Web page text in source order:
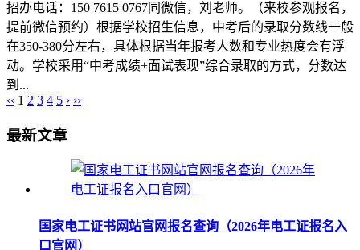
招办电话：150 7615 0767同微信，刘老师。（来校参观报名，
提前微信预约）根据学校招生信息，中考后的录取分数线一般
在350-380分左右，具体根据当年报考人数和专业热度会有浮
动。学校采用“中考成绩+面试表现”综合录取的方式，分数达
到...
‹‹ 1 2 3 4 5 › ››
最新文章
国家电工证书网站官网报名查询（2026年电工证报名入
口官网）